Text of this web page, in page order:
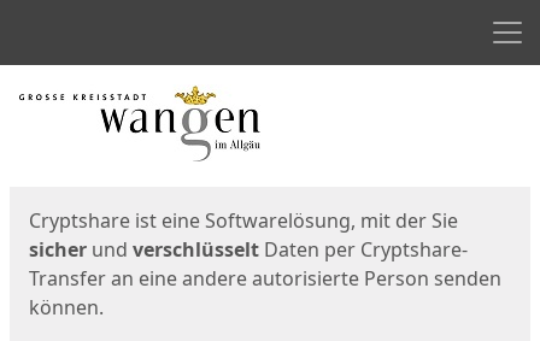
Start
Cryptshare ist eine Softwarelösung, mit der Sie
sicher und verschlüsselt Daten per Cryptshare-
Transfer an eine andere autorisierte Person senden
können.